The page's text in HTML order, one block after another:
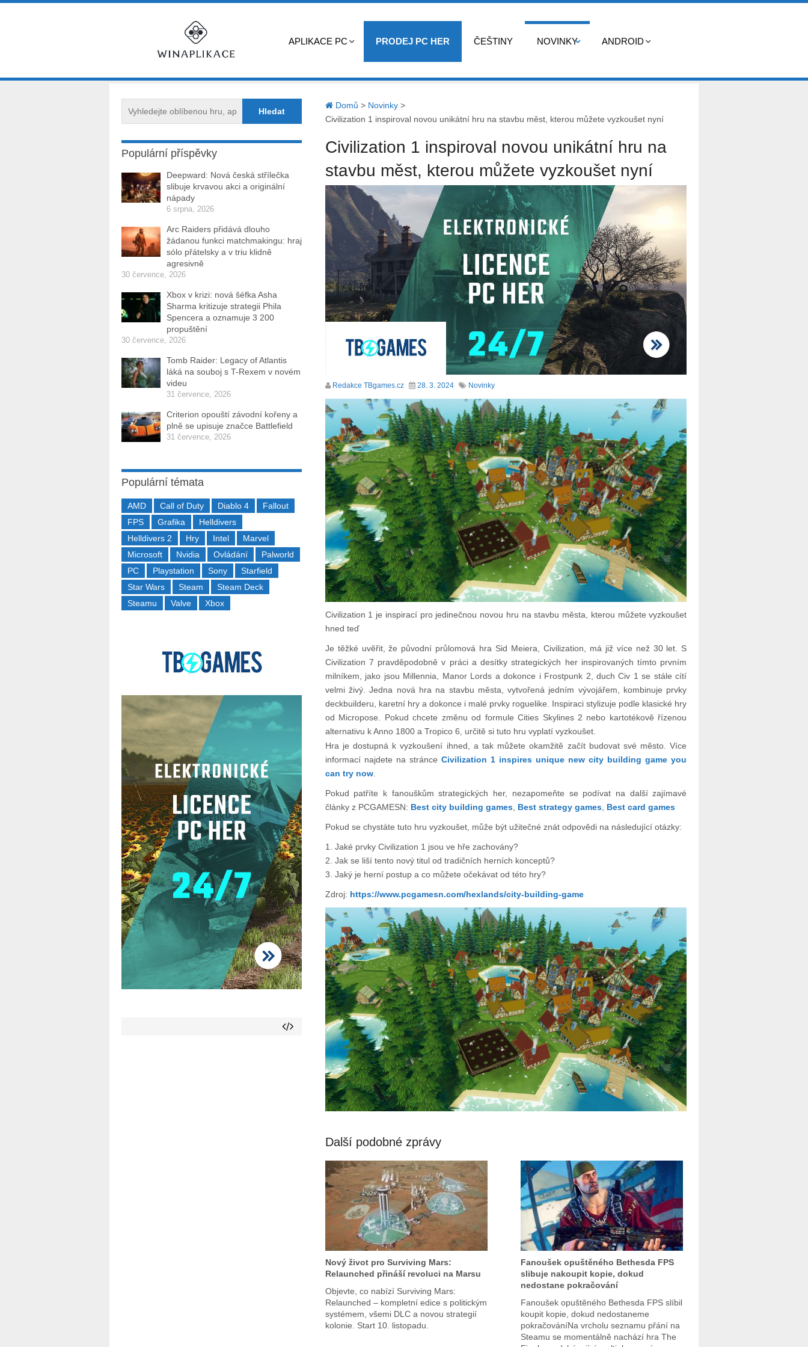
APLIKACE PC PRODEJ PC HER ČEŠTINY NOVINKY ANDROID
Domů > Novinky>
Civilization 1 inspiroval novou unikátní hru na stavbu měst, kterou můžete vyzkoušet nyní
Civilization 1 inspiroval novou unikátní hru na
stavbu měst, kterou můžete vyzkoušet nyní
Redakce TBgames.cz 28. 3. 2024 Novinky
Civilization 1 je inspirací pro jedinečnou novou hru na stavbu města, kterou můžete vyzkoušet
hned teď
Je těžké uvěřit, že původní průlomová hra Sid Meiera, Civilization, má již více než 30 let. S
Civilization 7 pravděpodobně v práci a desítky strategických her inspirovaných tímto prvním
milníkem, jako jsou Millennia, Manor Lords a dokonce i Frostpunk 2, duch Civ 1 se stále cítí
velmi živý. Jedna nová hra na stavbu města, vytvořená jedním vývojářem, kombinuje prvky
deckbuilderu, karetní hry a dokonce i malé prvky roguelike. Inspiraci stylizuje podle klasické hry
od Micropose. Pokud chcete změnu od formule Cities Skylines 2 nebo kartotékově řízenou
alternativu k Anno 1800 a Tropico 6, určitě si tuto hru vyplatí vyzkoušet.
Hra je dostupná k vyzkoušení ihned, a tak můžete okamžitě začít budovat své město. Více
informací najdete na stránce Civilization 1 inspires unique new city building game you
can try now.
Pokud patříte k fanouškům strategických her, nezapomeňte se podívat na další zajímavé
články z PCGAMESN: Best city building games, Best strategy games, Best card games
Pokud se chystáte tuto hru vyzkoušet, může být užitečné znát odpovědi na následující otázky:
1. Jaké prvky Civilization 1 jsou ve hře zachovány?
2. Jak se liší tento nový titul od tradičních herních konceptů?
3. Jaký je herní postup a co můžete očekávat od této hry?
Zdroj: https://www.pcgamesn.com/hexlands/city-building-game
Další podobné zprávy
Nový život pro Surviving Mars:
Relaunched přináší revoluci na Marsu
Objevte, co nabízí Surviving Mars:
Relaunched – kompletní edice s politickým
systémem, všemi DLC a novou strategií
kolonie. Start 10. listopadu.
Fanoušek opuštěného Bethesda FPS
slibuje nakoupit kopie, dokud
nedostane pokračování
Fanoušek opuštěného Bethesda FPS slíbil
koupit kopie, dokud nedostaneme
pokračováníNa vrcholu seznamu přání na
Steamu se momentálně nachází hra The
Populární příspěvky
Deepward: Nová česká střílečka
slibuje krvavou akci a originální
nápady
6 srpna, 2026
Arc Raiders přidává dlouho
žádanou funkci matchmakingu: hraj
sólo přátelsky a v triu klidně
agresivně
30 července, 2026
Xbox v krizi: nová šéfka Asha
Sharma kritizuje strategii Phila
Spencera a oznamuje 3 200
propuštění
30 července, 2026
Tomb Raider: Legacy of Atlantis
láká na souboj s T-Rexem v novém
videu
31 července, 2026
Criterion opouští závodní kořeny a
plně se upisuje značce Battlefield
31 července, 2026
Populární témata
AMD Call of Duty Diablo 4
Fallout
FPS
Grafika
Helldivers
Helldivers 2
Hry Intel
Marvel
Microsoft
Nvidia Ovládání
Palworld
PC
Playstation Sony
Starfield
Star Wars
Steam
Steam Deck
Steamu
Valve Xbox